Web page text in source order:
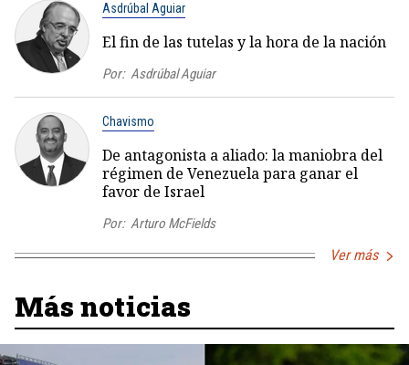
Asdrúbal Aguiar
El fin de las tutelas y la hora de la nación
Por: Asdrúbal Aguiar
Chavismo
De antagonista a aliado: la maniobra del
régimen de Venezuela para ganar el
favor de Israel
Por: Arturo McFields
Ver más
Más noticias